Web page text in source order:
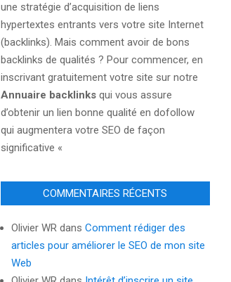
une stratégie d’acquisition de liens
hypertextes entrants vers votre site Internet
(backlinks). Mais comment avoir de bons
backlinks de qualités ? Pour commencer, en
inscrivant gratuitement votre site sur notre
Annuaire backlinks qui vous assure
d’obtenir un lien bonne qualité en dofollow
qui augmentera votre SEO de façon
significative «
COMMENTAIRES RÉCENTS
Olivier WRdans Comment rédiger des
articles pour améliorer le SEO de mon site
Web